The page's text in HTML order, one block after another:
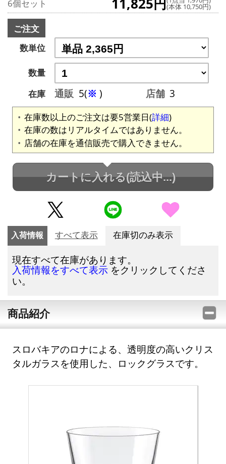
6個セット (本体 10,750円)
ご注文
数単位
数量
在庫
通販 5(※ ) 店舗 3
在庫数以上のご注文は要5営業日(詳細)
在庫の数はリアルタイムではありません。
店舗の在庫を通信販売で購入できません。
カートに入れる(読込中...)
入荷情報 すべて表示 在庫切のみ表示
現在すべて在庫があります。
入荷情報をすべて表示 をクリックしてくださ
い。
商品紹介
スロバキアのロナによる、透明度の高いクリス
タルガラスを使用した、ロックグラスです。